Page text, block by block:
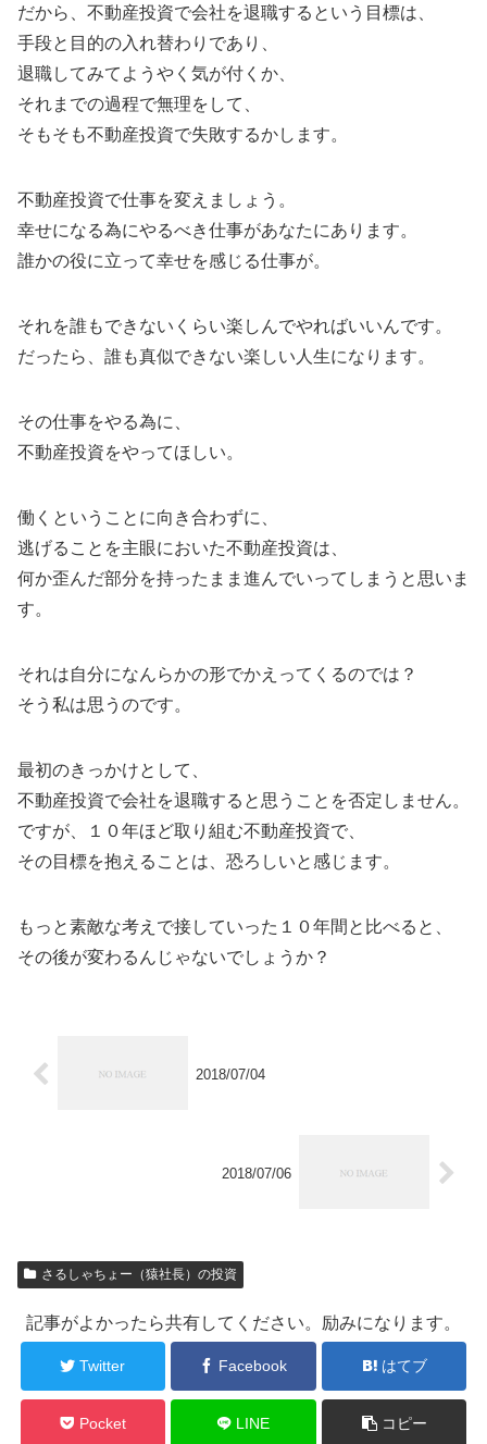
だから、不動産投資で会社を退職するという目標は、
手段と目的の入れ替わりであり、
退職してみてようやく気が付くか、
それまでの過程で無理をして、
そもそも不動産投資で失敗するかします。
不動産投資で仕事を変えましょう。
幸せになる為にやるべき仕事があなたにあります。
誰かの役に立って幸せを感じる仕事が。
それを誰もできないくらい楽しんでやればいいんです。
だったら、誰も真似できない楽しい人生になります。
その仕事をやる為に、
不動産投資をやってほしい。
働くということに向き合わずに、
逃げることを主眼においた不動産投資は、
何か歪んだ部分を持ったまま進んでいってしまうと思いま
す。
それは自分になんらかの形でかえってくるのでは？
そう私は思うのです。
最初のきっかけとして、
不動産投資で会社を退職すると思うことを否定しません。
ですが、１０年ほど取り組む不動産投資で、
その目標を抱えることは、恐ろしいと感じます。
もっと素敵な考えで接していった１０年間と比べると、
その後が変わるんじゃないでしょうか？
2018/07/04
2018/07/06
さるしゃちょー（猿社長）の投資
記事がよかったら共有してください。励みになります。
Twitter Facebook はてブ
Pocket LINE コピー